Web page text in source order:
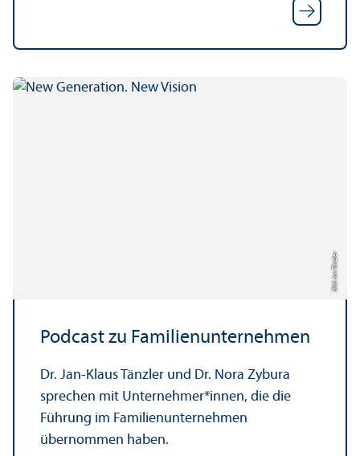
Bild: Jan Tänzler
Podcast zu Familien­unter­nehmen
Dr. Jan-Klaus Tänzler und Dr. Nora Zybura
sprechen mit Unter­nehmer*innen, die die
Führung im Familien­unter­nehmen
übernommen haben.